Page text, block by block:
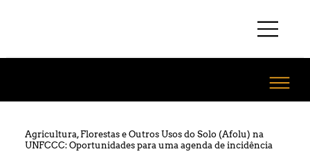
Agricultura, Florestas e Outros Usos do Solo (Afolu) na
UNFCCC: Oportunidades para uma agenda de incidência